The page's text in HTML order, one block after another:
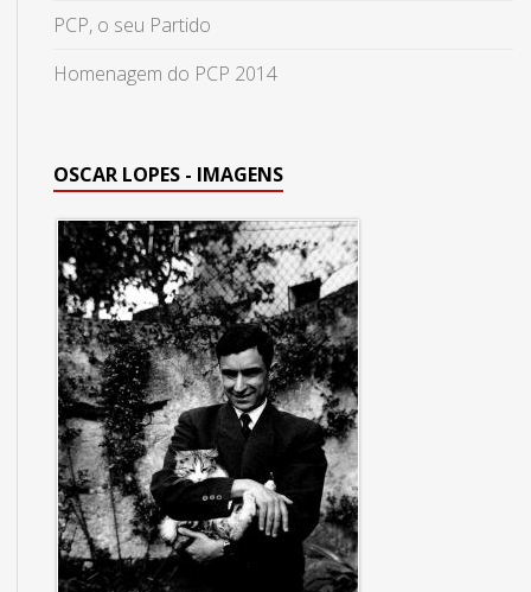
PCP, o seu Partido
Homenagem do PCP 2014
OSCAR LOPES - IMAGENS